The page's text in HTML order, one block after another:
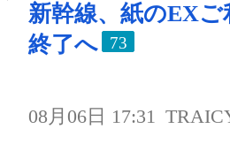
新幹線、紙のEXご
終了へ
73
08月06日 17:31